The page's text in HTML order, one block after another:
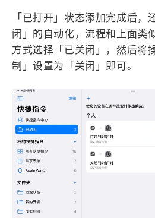
「已打开」状态添加完成后，
闭」的自动化，流程和上面类
方式选择「已关闭」，然后将
制」设置为「关闭」即可。